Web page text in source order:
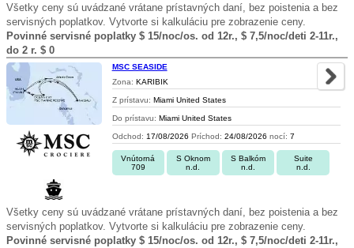
Všetky ceny sú uvádzané vrátane prístavných daní, bez poistenia a bez
servisných poplatkov. Vytvorte si kalkuláciu pre zobrazenie ceny.
Povinné servisné poplatky $ 15/noc/os. od 12r., $ 7,5/noc/deti 2-11r.,
do 2 r. $ 0
MSC SEASIDE
Zona: KARIBIK
Z prístavu: Miami United States
Do prístavu: Miami United States
Odchod: 17/08/2026 Príchod: 24/08/2026 nocí: 7
Vnútorná
709
S Oknom
n.d.
S Balkóm
n.d.
Suite
n.d.
Všetky ceny sú uvádzané vrátane prístavných daní, bez poistenia a bez
servisných poplatkov. Vytvorte si kalkuláciu pre zobrazenie ceny.
Povinné servisné poplatky $ 15/noc/os. od 12r., $ 7,5/noc/deti 2-11r.,